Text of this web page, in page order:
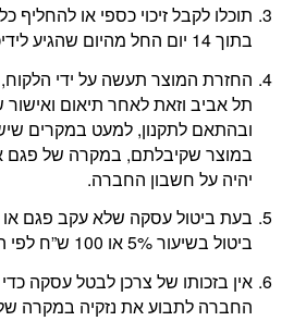
תוכלו לקבל זיכוי כספי או
בתוך 14 יום החל מהיום שהגיע לידיכם.
תל אביב וזאת לאחר תיאום ואישור
ובהתאם לתקנון, למעט במקרים
במוצר שקיבלתם, במקרה של פגם
יהיה על חשבון החברה.
בעת ביטול עסקה שלא עקב פגם או
ביטול בשיעור 5% או 100 ש”ח לפי הנמוך.
אין בזכותו של צרכן לבטל עסקה
החברה לתבוע את נזקיה במקרה